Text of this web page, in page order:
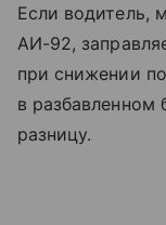
Если водитель,
АИ-92,
при снижении
в разбавленном
разницу.